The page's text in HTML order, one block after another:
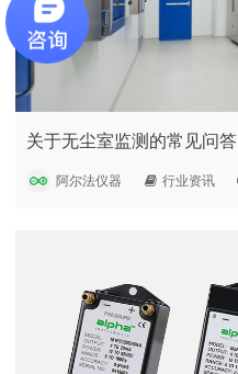
关于无尘室监测的常见问答
阿尔法仪器 行业资讯